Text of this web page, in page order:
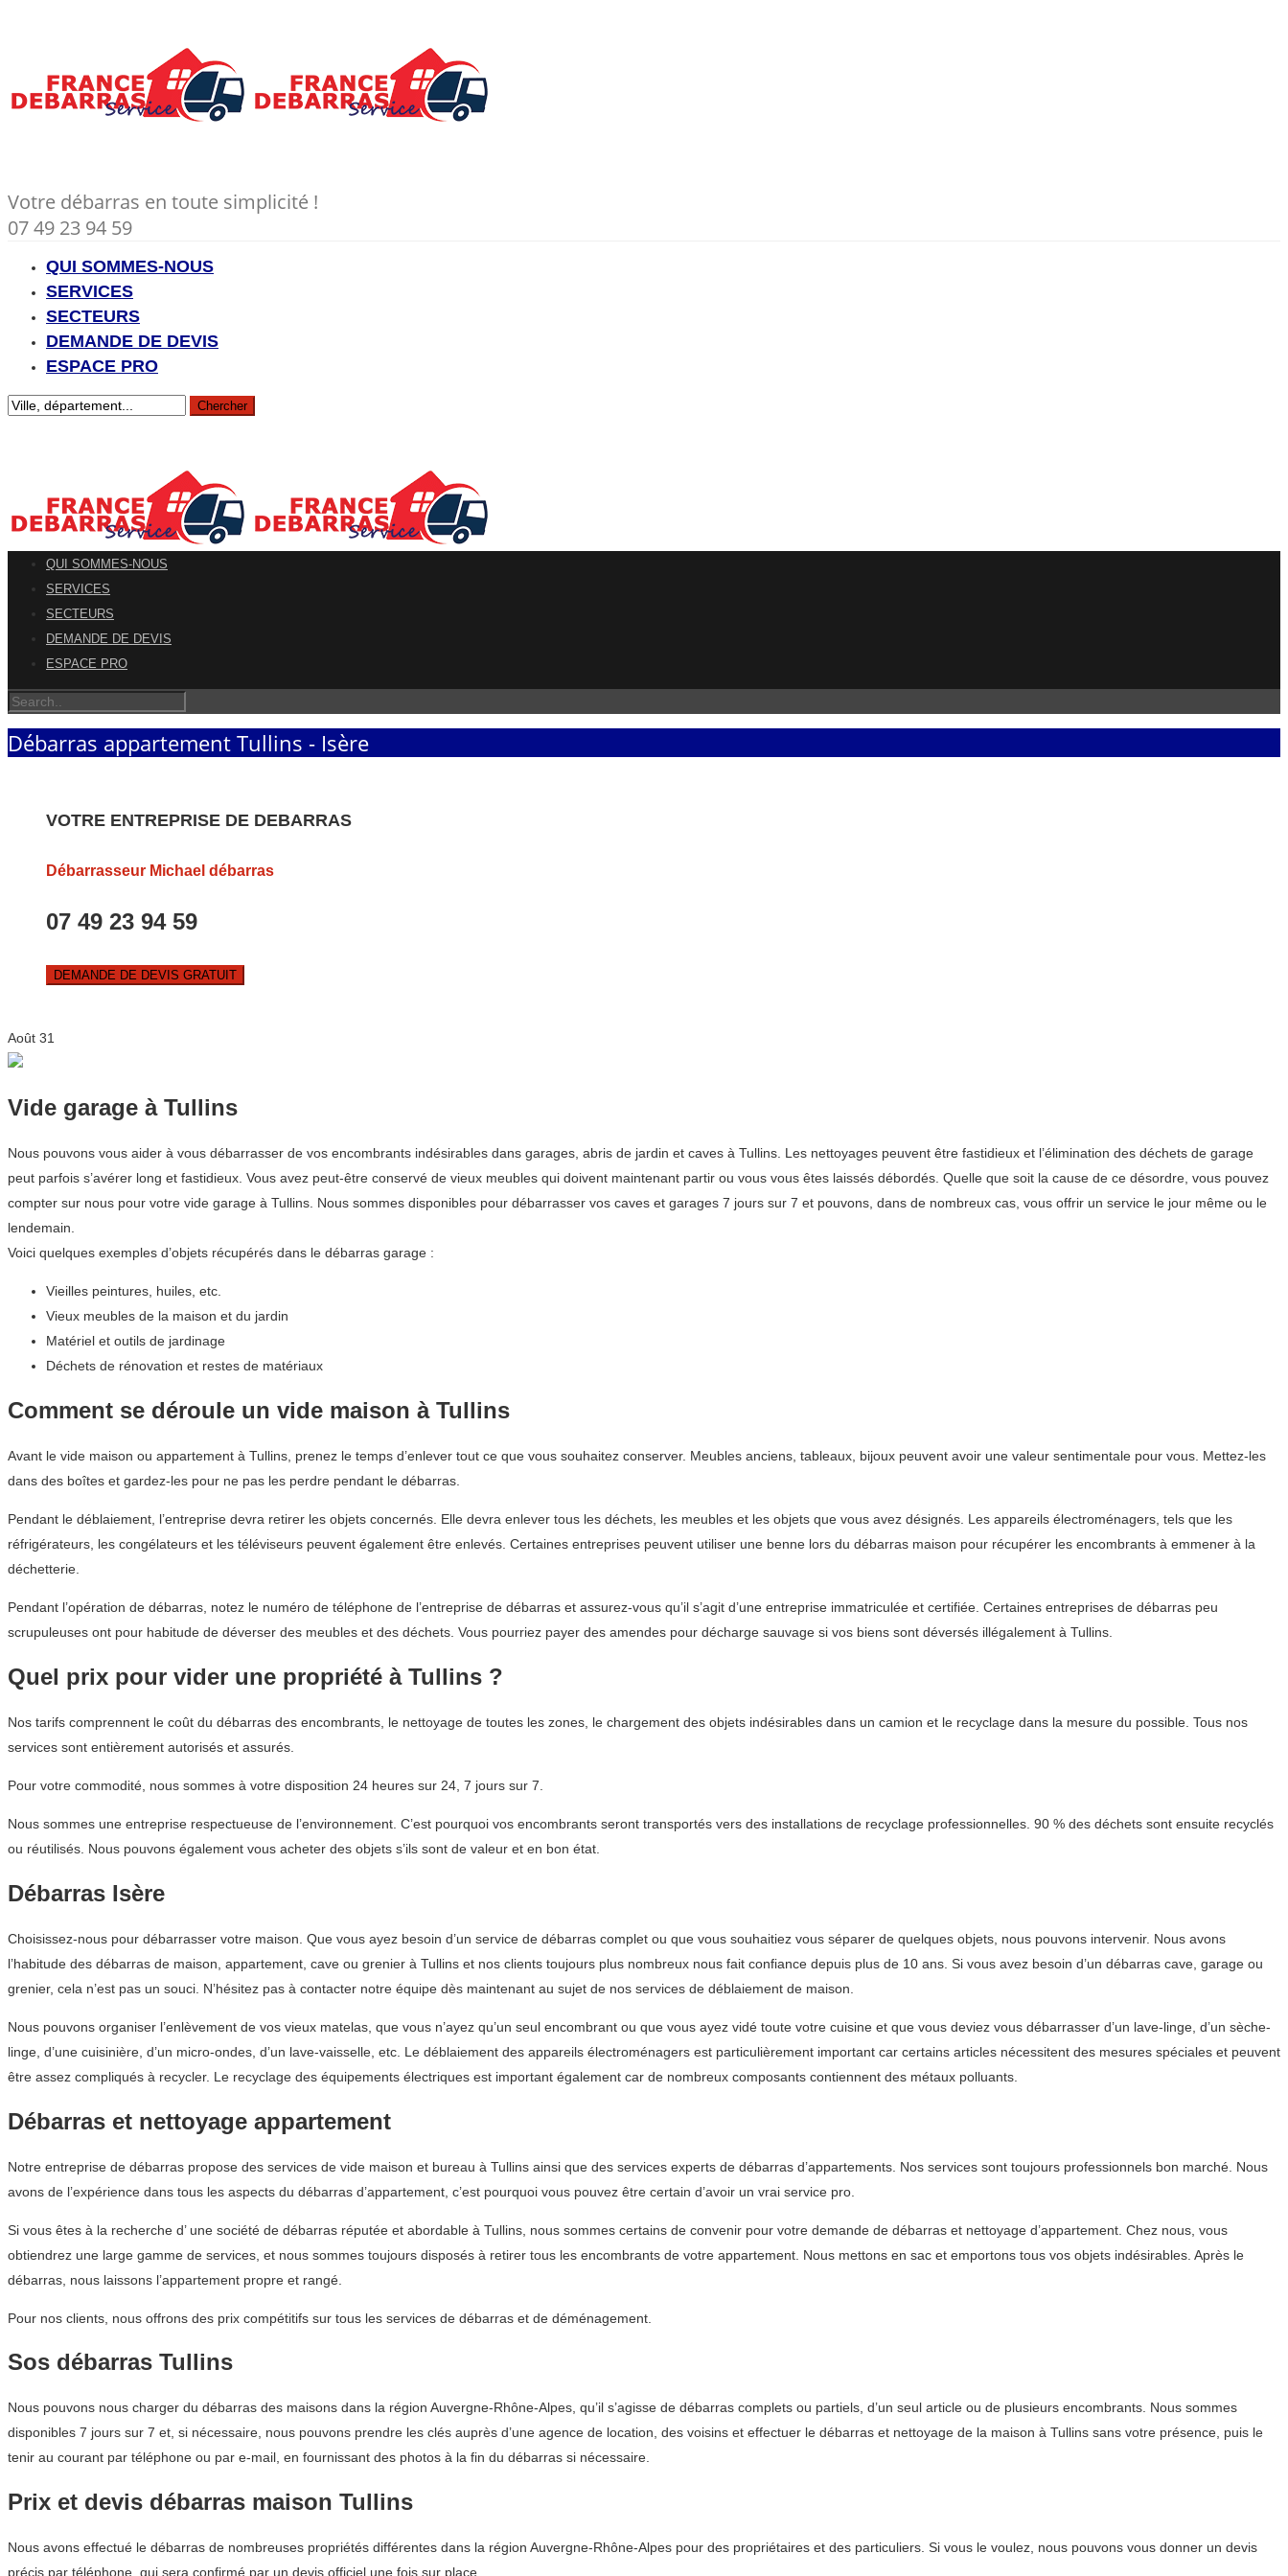
Votre débarras en toute simplicité !
07 49 23 94 59
QUI SOMMES-NOUS
SERVICES
SECTEURS
DEMANDE DE DEVIS
ESPACE PRO
QUI SOMMES-NOUS
SERVICES
SECTEURS
DEMANDE DE DEVIS
ESPACE PRO
Débarras appartement Tullins - Isère
VOTRE ENTREPRISE DE DEBARRAS
Débarrasseur Michael débarras
07 49 23 94 59
DEMANDE DE DEVIS GRATUIT
Août 31
Vide garage à Tullins
Nous pouvons vous aider à vous débarrasser de vos encombrants indésirables dans garages, abris de jardin et caves à Tullins. Les nettoyages peuvent être fastidieux et l’élimination des déchets de garage
peut parfois s’avérer long et fastidieux. Vous avez peut-être conservé de vieux meubles qui doivent maintenant partir ou vous vous êtes laissés débordés. Quelle que soit la cause de ce désordre, vous pouvez
compter sur nous pour votre vide garage à Tullins. Nous sommes disponibles pour débarrasser vos caves et garages 7 jours sur 7 et pouvons, dans de nombreux cas, vous offrir un service le jour même ou le
lendemain.
Voici quelques exemples d’objets récupérés dans le débarras garage :
Vieilles peintures, huiles, etc.
Vieux meubles de la maison et du jardin
Matériel et outils de jardinage
Déchets de rénovation et restes de matériaux
Comment se déroule un vide maison à Tullins
Avant le vide maison ou appartement à Tullins, prenez le temps d’enlever tout ce que vous souhaitez conserver. Meubles anciens, tableaux, bijoux peuvent avoir une valeur sentimentale pour vous. Mettez-les
dans des boîtes et gardez-les pour ne pas les perdre pendant le débarras.
Pendant le déblaiement, l’entreprise devra retirer les objets concernés. Elle devra enlever tous les déchets, les meubles et les objets que vous avez désignés. Les appareils électroménagers, tels que les
réfrigérateurs, les congélateurs et les téléviseurs peuvent également être enlevés. Certaines entreprises peuvent utiliser une benne lors du débarras maison pour récupérer les encombrants à emmener à la
déchetterie.
Pendant l’opération de débarras, notez le numéro de téléphone de l’entreprise de débarras et assurez-vous qu’il s’agit d’une entreprise immatriculée et certifiée. Certaines entreprises de débarras peu
scrupuleuses ont pour habitude de déverser des meubles et des déchets. Vous pourriez payer des amendes pour décharge sauvage si vos biens sont déversés illégalement à Tullins.
Quel prix pour vider une propriété à Tullins ?
Nos tarifs comprennent le coût du débarras des encombrants, le nettoyage de toutes les zones, le chargement des objets indésirables dans un camion et le recyclage dans la mesure du possible. Tous nos
services sont entièrement autorisés et assurés.
Pour votre commodité, nous sommes à votre disposition 24 heures sur 24, 7 jours sur 7.
Nous sommes une entreprise respectueuse de l’environnement. C’est pourquoi vos encombrants seront transportés vers des installations de recyclage professionnelles. 90 % des déchets sont ensuite recyclés
ou réutilisés. Nous pouvons également vous acheter des objets s’ils sont de valeur et en bon état.
Débarras Isère
Choisissez-nous pour débarrasser votre maison. Que vous ayez besoin d’un service de débarras complet ou que vous souhaitiez vous séparer de quelques objets, nous pouvons intervenir. Nous avons
l’habitude des débarras de maison, appartement, cave ou grenier à Tullins et nos clients toujours plus nombreux nous fait confiance depuis plus de 10 ans. Si vous avez besoin d’un débarras cave, garage ou
grenier, cela n’est pas un souci. N’hésitez pas à contacter notre équipe dès maintenant au sujet de nos services de déblaiement de maison.
Nous pouvons organiser l’enlèvement de vos vieux matelas, que vous n’ayez qu’un seul encombrant ou que vous ayez vidé toute votre cuisine et que vous deviez vous débarrasser d’un lave-linge, d’un sèche-
linge, d’une cuisinière, d’un micro-ondes, d’un lave-vaisselle, etc. Le déblaiement des appareils électroménagers est particulièrement important car certains articles nécessitent des mesures spéciales et peuvent
être assez compliqués à recycler. Le recyclage des équipements électriques est important également car de nombreux composants contiennent des métaux polluants.
Débarras et nettoyage appartement
Notre entreprise de débarras propose des services de vide maison et bureau à Tullins ainsi que des services experts de débarras d’appartements. Nos services sont toujours professionnels bon marché. Nous
avons de l’expérience dans tous les aspects du débarras d’appartement, c’est pourquoi vous pouvez être certain d’avoir un vrai service pro.
Si vous êtes à la recherche d’ une société de débarras réputée et abordable à Tullins, nous sommes certains de convenir pour votre demande de débarras et nettoyage d’appartement. Chez nous, vous
obtiendrez une large gamme de services, et nous sommes toujours disposés à retirer tous les encombrants de votre appartement. Nous mettons en sac et emportons tous vos objets indésirables. Après le
débarras, nous laissons l’appartement propre et rangé.
Pour nos clients, nous offrons des prix compétitifs sur tous les services de débarras et de déménagement.
Sos débarras Tullins
Nous pouvons nous charger du débarras des maisons dans la région Auvergne-Rhône-Alpes, qu’il s’agisse de débarras complets ou partiels, d’un seul article ou de plusieurs encombrants. Nous sommes
disponibles 7 jours sur 7 et, si nécessaire, nous pouvons prendre les clés auprès d’une agence de location, des voisins et effectuer le débarras et nettoyage de la maison à Tullins sans votre présence, puis le
tenir au courant par téléphone ou par e-mail, en fournissant des photos à la fin du débarras si nécessaire.
Prix et devis débarras maison Tullins
Nous avons effectué le débarras de nombreuses propriétés différentes dans la région Auvergne-Rhône-Alpes pour des propriétaires et des particuliers. Si vous le voulez, nous pouvons vous donner un devis
précis par téléphone, qui sera confirmé par un devis officiel une fois sur place.